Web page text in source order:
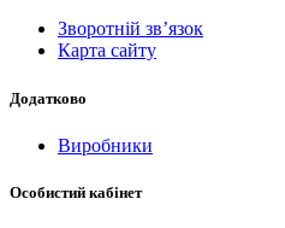
Зворотній зв’язок
Карта сайту
Додатково
Виробники
Особистий кабінет